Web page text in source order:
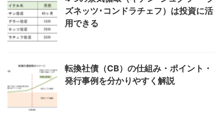
ズネッツ･コンドラチェフ）は投資に活
用できる
転換社債（CB）の仕組み・ポイント・
発行事例を分かりやすく解説